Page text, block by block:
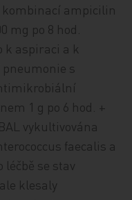
kombinací ampicilin
mg po 8 hod.
k aspiraci a k
s
1 g po 6 hod. +
vykultivována
faecalis a
léčbě se stav
klesaly